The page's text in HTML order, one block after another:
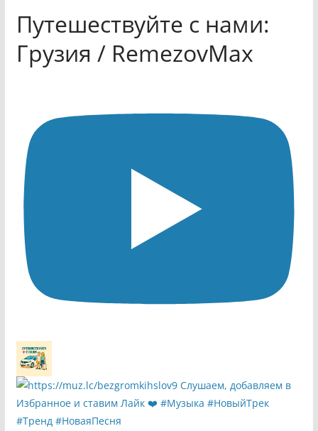
Путешествуйте с нами:
Грузия / RemezovMax